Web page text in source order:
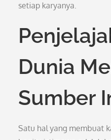
setiap karyanya.
Dunia
Sumber
Satu hal yang membuat